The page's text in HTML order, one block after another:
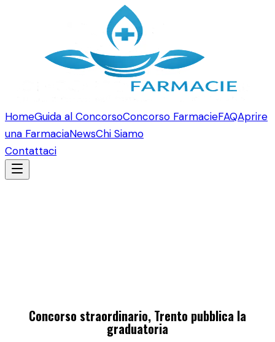
HomeGuida al ConcorsoConcorso FarmacieFAQAprire
una FarmaciaNewsChi Siamo
Contattaci
Concorso straordinario, Trento pubblica la
graduatoria